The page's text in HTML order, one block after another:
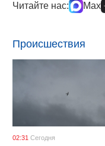
Читайте нас: Max
Происшествия
02:31 Сегодня